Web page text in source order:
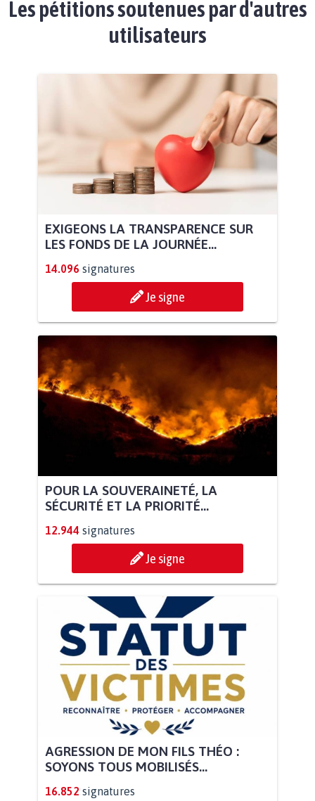
Les pétitions soutenues par d'autres
utilisateurs
EXIGEONS LA TRANSPARENCE SUR
LES FONDS DE LA JOURNÉE...
14.096 signatures
Je signe
POUR LA SOUVERAINETÉ, LA
SÉCURITÉ ET LA PRIORITÉ...
12.944 signatures
Je signe
AGRESSION DE MON FILS THÉO :
SOYONS TOUS MOBILISÉS...
16.852 signatures